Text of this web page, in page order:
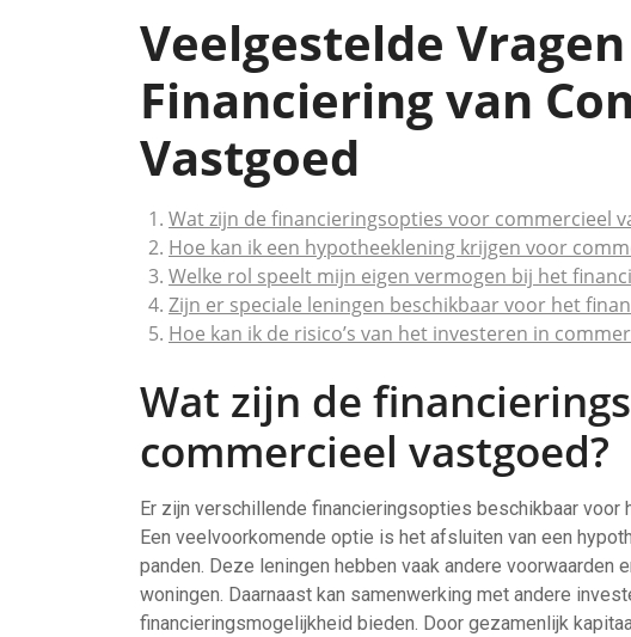
Veelgestelde
Financiering van
Vastgoed
Wat zijn de financieringsopties voor commercieel
Hoe kan ik een hypotheeklening krijgen voor
Welke rol speelt mijn eigen vermogen bij het
Zijn er speciale leningen beschikbaar voor het
Hoe kan ik de risico’s van het investeren in
Wat zijn de
commercieel vastgoed?
Er zijn verschillende financieringsopties beschikbaar voor
Een veelvoorkomende optie is het afsluiten van een
panden. Deze leningen hebben vaak andere voorwaarden
woningen. Daarnaast kan samenwerking met andere
financieringsmogelijkheid bieden. Door gezamenlijk